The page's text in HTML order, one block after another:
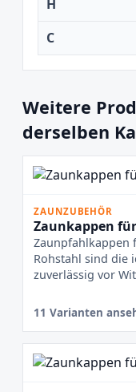
H
C
Weitere
derselben
ZAUNZUBEHÖR
Zaunkappen
Zaunpfahlkappen
Rohstahl sind die
zuverlässig vor
11 Varianten